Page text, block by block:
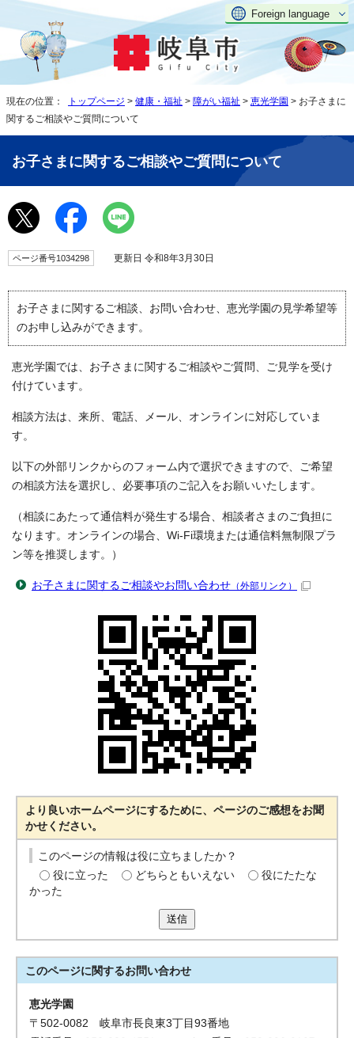
Foreign language
現在の位置： トップページ > 健康・福祉 > 障がい福祉 > 恵光学園 > お子さまに
関するご相談やご質問について
お子さまに関するご相談やご質問について
ページ番号1034298 更新日 令和8年3月30日
お子さまに関するご相談、お問い合わせ、恵光学園の見学希望等
のお申し込みができます。
恵光学園では、お子さまに関するご相談やご質問、ご見学を受け
付けています。
相談方法は、来所、電話、メール、オンラインに対応していま
す。
以下の外部リンクからのフォーム内で選択できますので、ご希望
の相談方法を選択し、必要事項のご記入をお願いいたします。
（相談にあたって通信料が発生する場合、相談者さまのご負担に
なります。オンラインの場合、Wi-Fi環境または通信料無制限プラ
ン等を推奨します。）
お子さまに関するご相談やお問い合わせ （外部リンク）
より良いホームページにするために、ページのご感想をお聞
かせください。
このページの情報は役に立ちましたか？
役に立った
どちらともいえない
役にたたな
かった
送信
このページに関するお問い合わせ
恵光学園
〒502-0082 岐阜市長良東3丁目93番地